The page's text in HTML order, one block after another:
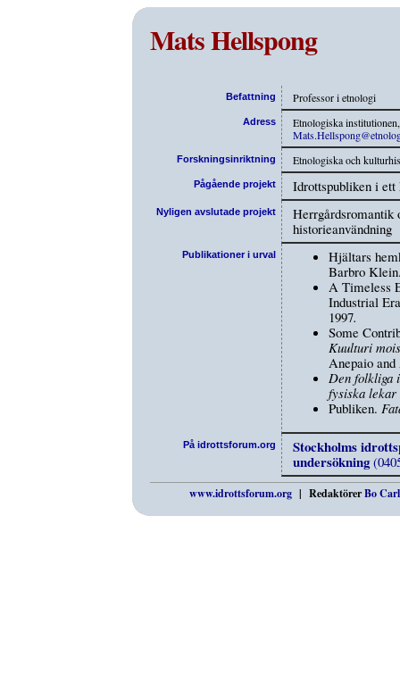
Mats Hellspong
Befattning Professor i etnologi
Adress
Etnologiska
Forskningsinriktning Etnologiska och
Pågående projekt Idrottspubliken i
Nyligen avslutade projekt
Herrgårdsromantik
historieanvändning
Publikationer i urval
Hjältars
Barbro
A Timeless
Industrial
1997.
Some
Kuulturi
Anepaio
Den folkliga
fysiska
Publiken.
På idrottsforum.org Stockholms
undersökning
www.idrottsforum.org| RedaktörerBo